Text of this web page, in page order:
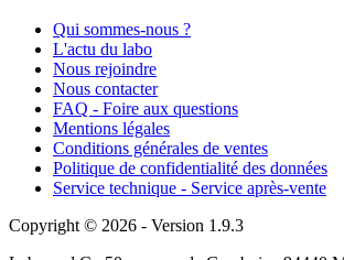
Qui sommes-nous ?
L'actu du labo
Nous rejoindre
Nous contacter
FAQ - Foire aux questions
Mentions légales
Conditions générales de ventes
Politique de confidentialité des données
Service technique - Service après-vente
Copyright © 2026 - Version 1.9.3